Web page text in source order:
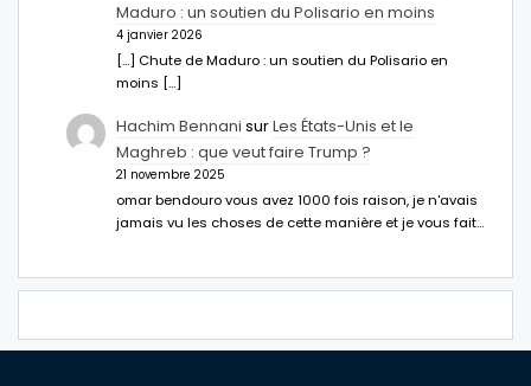
Maduro : un soutien du Polisario en moins
4 janvier 2026
[…] Chute de Maduro : un soutien du Polisario en
moins […]
Hachim Bennani surLes États-Unis et le
Maghreb : que veut faire Trump ?
21 novembre 2025
omar bendouro vous avez 1000 fois raison, je n'avais
jamais vu les choses de cette manière et je vous fait…